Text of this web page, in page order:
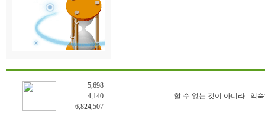
5,698
4,140
6,824,507
할 수 없는 것이 아니라.. 익